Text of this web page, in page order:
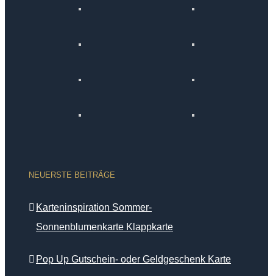
NEUERSTE BEITRÄGE
Karteninspiration Sommer-
Sonnenblumenkarte Klappkarte
Pop Up Gutschein- oder Geldgeschenk Karte